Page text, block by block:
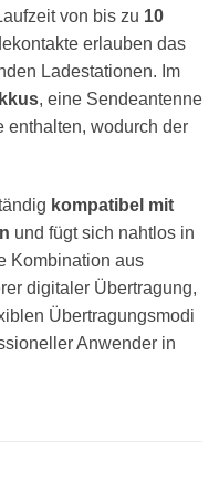
von bis zu 10
erlauben das
Ladestationen. Im
, eine Sendeantenne
enthalten, wodurch der
kompatibel mit
und fügt sich nahtlos in
Kombination aus
digitaler Übertragung,
Übertragungsmodi
Anwender in